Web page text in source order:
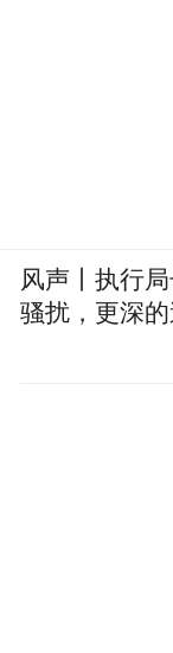
风声丨执行
骚扰，更深